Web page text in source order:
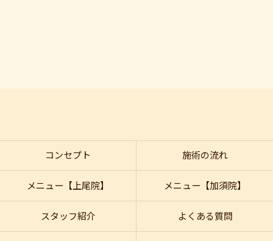
コンセプト 施術の流れ
メニュー【上尾院】 メニュー【加須院】
スタッフ紹介 よくある質問